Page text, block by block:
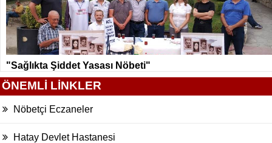
"Sağlıkta Şiddet Yasası Nöbeti"
ÖNEMLİ LİNKLER
Nöbetçi Eczaneler
Hatay Devlet Hastanesi